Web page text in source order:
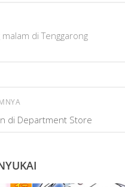
malam di Tenggarong
di Department Store